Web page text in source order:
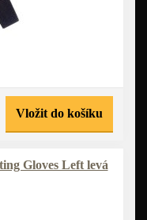
Vložit do košíku
Gloves Left levá